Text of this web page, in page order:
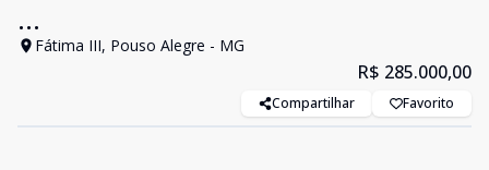
...
Fátima III, Pouso Alegre - MG
R$ 285.000,00
Compartilhar Favorito